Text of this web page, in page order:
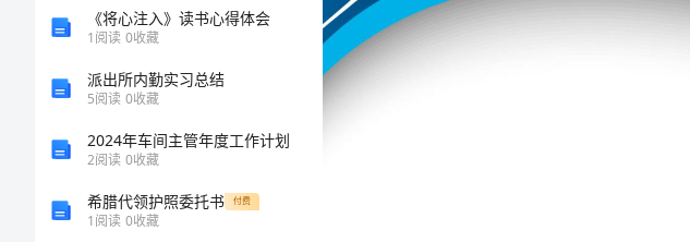
《将心注入》读书心得体会
1阅读 0收藏
派出所内勤实习总结
5阅读 0收藏
2024年车间主管年度工作计划
2阅读 0收藏
希腊代领护照委托书 付费
1阅读 0收藏